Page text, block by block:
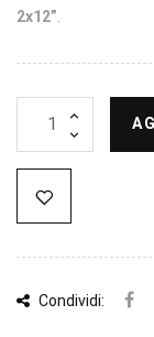
2x12”
Condividi: